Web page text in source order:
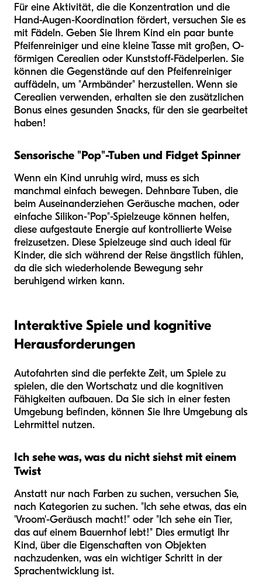
Für eine Aktivität, die die Konzentration und die
Hand-Augen-Koordination fördert, versuchen Sie es
mit Fädeln. Geben Sie Ihrem Kind ein paar bunte
Pfeifenreiniger und eine kleine Tasse mit großen, O-
förmigen Cerealien oder Kunststoff-Fädelperlen. Sie
können die Gegenstände auf den Pfeifenreiniger
auffädeln, um "Armbänder" herzustellen. Wenn sie
Cerealien verwenden, erhalten sie den zusätzlichen
Bonus eines gesunden Snacks, für den sie gearbeitet
haben!
Sensorische "Pop"-Tuben und Fidget Spinner
Wenn ein Kind unruhig wird, muss es sich
manchmal einfach bewegen. Dehnbare Tuben, die
beim Auseinanderziehen Geräusche machen, oder
einfache Silikon-"Pop"-Spielzeuge können helfen,
diese aufgestaute Energie auf kontrollierte Weise
freizusetzen. Diese Spielzeuge sind auch ideal für
Kinder, die sich während der Reise ängstlich fühlen,
da die sich wiederholende Bewegung sehr
beruhigend wirken kann.
Interaktive Spiele und kognitive
Herausforderungen
Autofahrten sind die perfekte Zeit, um Spiele zu
spielen, die den Wortschatz und die kognitiven
Fähigkeiten aufbauen. Da Sie sich in einer festen
Umgebung befinden, können Sie Ihre Umgebung als
Lehrmittel nutzen.
Ich sehe was, was du nicht siehst mit einem
Twist
Anstatt nur nach Farben zu suchen, versuchen Sie,
nach Kategorien zu suchen. "Ich sehe etwas, das ein
'Vroom'-Geräusch macht!" oder "Ich sehe ein Tier,
das auf einem Bauernhof lebt!" Dies ermutigt Ihr
Kind, über die Eigenschaften von Objekten
nachzudenken, was ein wichtiger Schritt in der
Sprachentwicklung ist.